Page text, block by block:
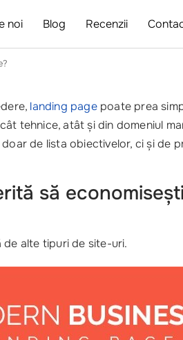
noi Blog Recenzii
landing pagepoate prea
tehnice, atât și din domeniul
de lista obiectivelor, ci și de
să
de alte tipuri de site-uri.